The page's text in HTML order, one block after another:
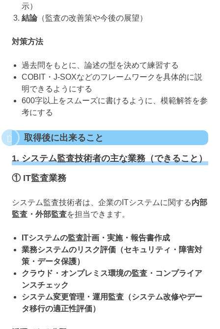
示）
結論（監査の改善策や今後の展望）
対策方法
過去問をもとに、論述の型を決めて練習する
COBIT・J-SOXなどのフレームワークを具体的に説
明できるようにする
600字以上をスムーズに書けるように、模範解答を参
考にする
取得後に出来ること
1. システム監査技術者の主な業務（できること）
① IT監査業務
システム監査技術者は、企業のITシステムに関する内部
監査・外部監査を担当できます。
ITシステムの監査計画・実施・報告書作成
業務システムのリスク評価（セキュリティ・障害対
策・データ保護）
クラウド・オンプレミス環境の監査・コンプライア
ンスチェック
システム変更管理・運用監査（システム改修やデー
タ移行の適正性評価）